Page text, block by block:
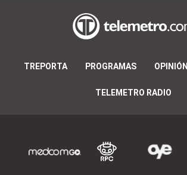
TREPORTA PROGRAMAS OPINIÓN
TELEMETRO RADIO